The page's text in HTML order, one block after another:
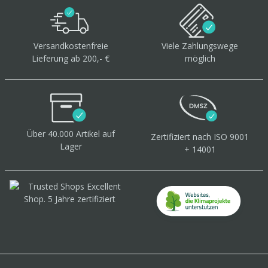
Versandkostenfreie
Lieferung ab 200,- €
Viele Zahlungswege
möglich
Über 40.000 Artikel auf
Lager
Zertifiziert nach ISO 9001
+ 14001